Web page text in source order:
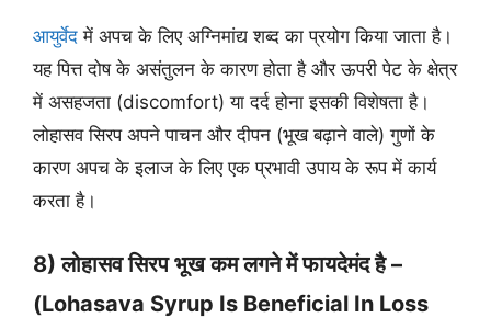
आयुर्वेदमें अपच के लिए अग्निमांद्य शब्द का प्रयोग किया जाता है।
यह पित्त दोष के असंतुलन के कारण होता है और ऊपरी पेट के क्षेत्र
में असहजता (discomfort) या दर्द होना इसकी विशेषता है।
लोहासव सिरप अपने पाचन और दीपन (भूख बढ़ाने वाले) गुणों के
कारण अपच के इलाज के लिए एक प्रभावी उपाय के रूप में कार्य
करता है।
8) लोहासव सिरप भूख कम लगने में फायदेमंद है –
(Lohasava Syrup Is Beneficial In Loss